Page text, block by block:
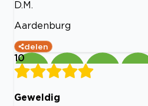
D.M.
Aardenburg
delen
10
Geweldig